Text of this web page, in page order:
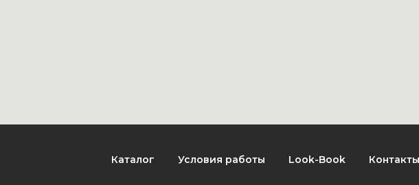
Каталог Условия работы Look-Book Контакты